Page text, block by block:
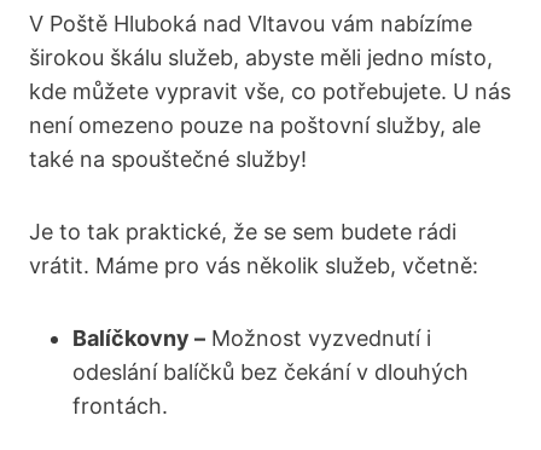
V Poště Hluboká nad Vltavou vám nabízíme
širokou škálu služeb, abyste měli jedno místo,
kde můžete vypravit vše, co potřebujete. U nás
není omezeno pouze na poštovní služby, ale
také na spouštečné služby!
Je to tak praktické, že se sem budete rádi
vrátit. Máme pro vás několik služeb, včetně:
Balíčkovny – Možnost vyzvednutí i
odeslání balíčků bez čekání v dlouhých
frontách.